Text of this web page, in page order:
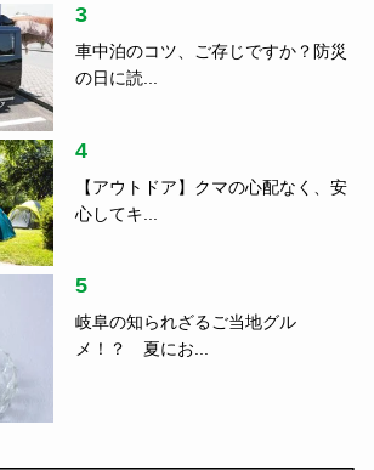
3
車中泊のコツ、ご存じですか？防災
の日に読...
4
【アウトドア】クマの心配なく、安
心してキ...
5
岐阜の知られざるご当地グル
メ！？ 夏にお...